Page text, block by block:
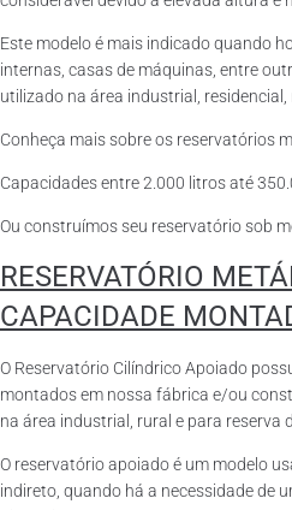
Este modelo é mais indicado quando
internas, casas de máquinas, entre
utilizado na área industrial, residencial,
Conheça mais sobre os reservatórios
Capacidades entre 2.000 litros até
Ou construímos seu reservatório sob
RESERVATÓRIO
CAPACIDADE
O Reservatório Cilíndrico Apoiado
montados em nossa fábrica e/ou
na área industrial, rural e para reserva
O reservatório apoiado é um modelo
indireto, quando há a necessidade de